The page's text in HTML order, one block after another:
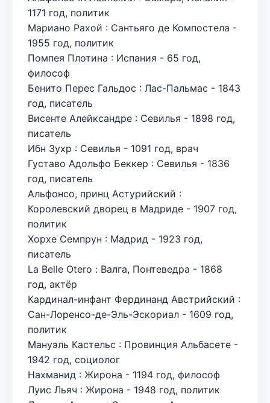
1171 год, политик
Мариано Рахой : Сантьяго де Компостела -
1955 год, политик
Помпея Плотина : Испания - 65 год,
философ
Бенито Перес Гальдос : Лас-Пальмас - 1843
год, писатель
Висенте Алейксандре : Севилья - 1898 год,
писатель
Ибн Зухр : Севилья - 1091 год, врач
Густаво Адольфо Беккер : Севилья - 1836
год, писатель
Альфонсо, принц Астурийский :
Королевский дворец в Мадриде - 1907 год,
политик
Хорхе Семпрун : Мадрид - 1923 год,
писатель
La Belle Otero : Валга, Понтеведра - 1868
год, актёр
Кардинал-инфант Фердинанд Австрийский :
Сан-Лоренсо-де-Эль-Эскориал - 1609 год,
политик
Мануэль Кастельс : Провинция Альбасете -
1942 год, социолог
Нахманид : Жирона - 1194 год, философ
Луис Льяч : Жирона - 1948 год, политик